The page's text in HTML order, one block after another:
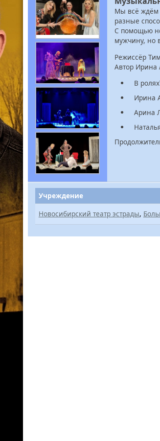
Мы всё ждём
разные
С помощью
мужчину, но
Режиссёр
Автор Ирина
В
Ирина
Арина
Учреждение
Новосибирский театр эстрады,